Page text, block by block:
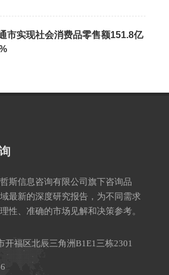
市实现社会消费品零售额151.8亿
斯信息咨询有限公司旗下咨询品
最新的深度研究报告，为不同需求
性、准确的市场见解和决策参考。
开福区北辰三角洲B1E1三栋2301